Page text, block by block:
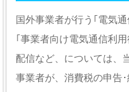
国外事業者が行う｢電気
｢事業者向け電気通信利
配信など、については、
事業者が、消費税の申告･